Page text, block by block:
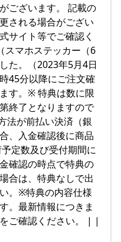
ございます。 記載の
される場合がござい
サイト等でご確認く
マホステッカー（6
た。（2023年5月4日
45分以降にご注文確
す。※ 特典は数に限
終了となりますので
法が前払い決済（銀
、入金確認後に商品
定数及び受付期間に
確認の時点で特典の
合は、特典なしで出
。※特典の内容仕様
。最新情報につきま
ご確認ください。 | |